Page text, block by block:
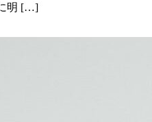
明 […]